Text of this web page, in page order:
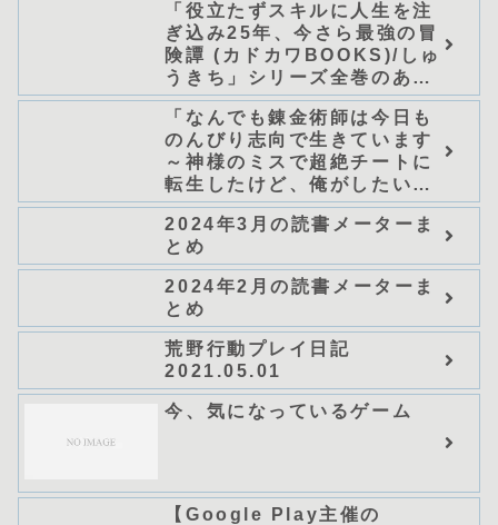
「役立たずスキルに人生を注
ぎ込み25年、今さら最強の冒
険譚 (カドカワBOOKS)/しゅ
うきち」シリーズ全巻のあら
すじ・感想
「なんでも錬金術師は今日も
のんびり志向で生きています
～神様のミスで超絶チートに
転生したけど、俺がしたいの
は冒険じゃなくてホワイト商
会の立上げです～（グラスト
ノベルス） (グラスト
NOVELS)/可換環」シリーズ
全巻のあらすじ・感想
2024年3月の読書メーターま
とめ
2024年2月の読書メーターま
とめ
荒野行動プレイ日記
2021.05.01
今、気になっているゲーム
【Google Play主催の